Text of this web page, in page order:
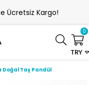
Ücretsiz Kargo!
TRY
0
Taş Pandül